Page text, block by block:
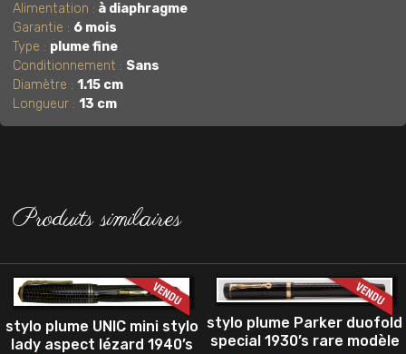
Alimentation : à diaphragme
Garantie : 6 mois
Type : plume fine
Conditionnement : Sans
Diamètre :1.15 cm
Longueur :13 cm
Produits similaires
stylo plume UNIC mini stylo
lady aspect lézard 1940’s
stylo plume Parker duofold
special 1930’s rare modèle